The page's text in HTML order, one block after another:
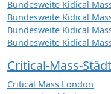
Bundesweite Kidical
Bundesweite Kidical
Bundesweite Kidical
Bundesweite Kidical
Critical-Mass-
Critical Mass London